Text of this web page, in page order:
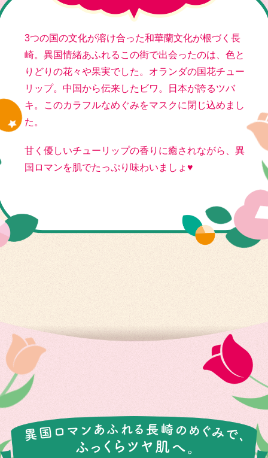
3つの国の文化が溶け合った和華蘭文化が根づく長
崎。異国情緒あふれるこの街で出会ったのは、色と
りどりの花々や果実でした。 オランダの国花チュー
リップ。中国から伝来したビワ。日本が誇るツバ
キ。
このカラフルなめぐみをマスクに閉じ込めまし
た。
甘く優しいチューリップの香りに癒されながら、異
国ロマンを肌でたっぷり味わいましょ♥